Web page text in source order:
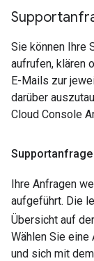
Sie können Ihre
aufrufen, klären
E-Mails zur
darüber
Cloud Console
Ihre Anfragen
aufgeführt. Die
Übersicht auf der
Wählen Sie eine
und sich mit